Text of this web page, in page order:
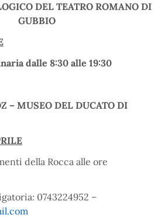
DEL TEATRO ROMANO DI
GUBBIO
dalle 8:30 alle 19:30
– MUSEO DEL DUCATO DI
della Rocca alle ore
0743224952 –